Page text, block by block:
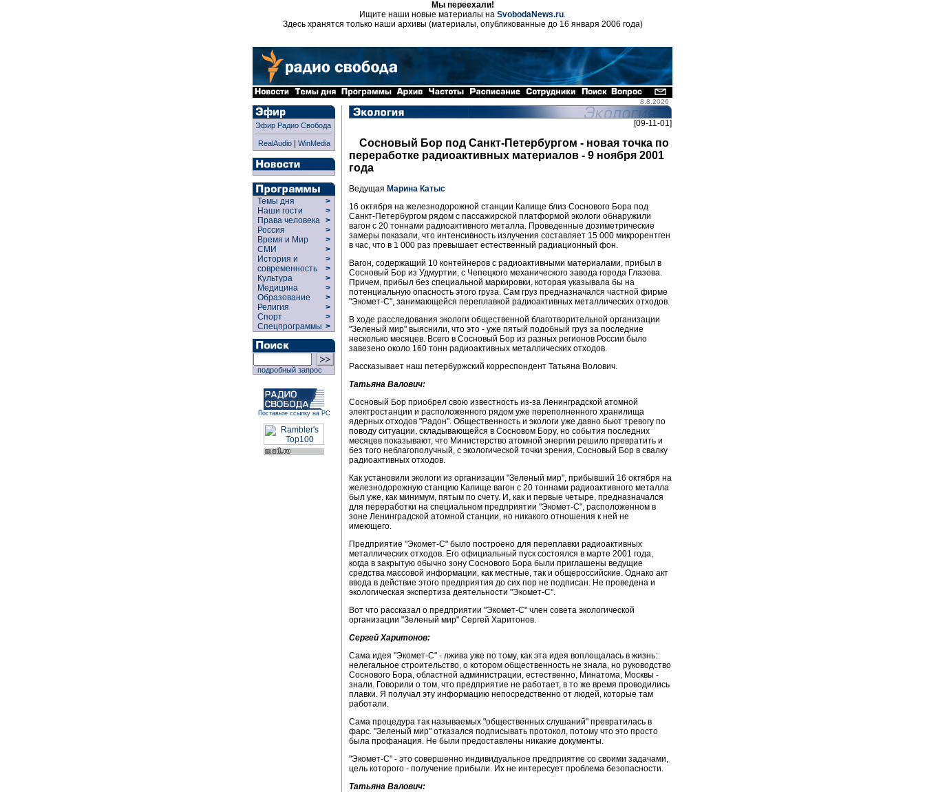
Мы переехали!
Ищите наши новые материалы на SvobodaNews.ru.
Здесь хранятся только наши архивы (материалы, опубликованные до 16 января 2006 года)
8.8.2026
Эфир Радио Свобода
RealAudio| WinMedia
Темы дня
>
Наши гости
>
Права человека >
Россия
>
Время и Мир
>
СМИ
>
История и
современность
>
>
Культура
>
Медицина
>
Образование
>
Религия
>
Спорт
>
Спецпрограммы >
подробный запрос
Поставьте ссылку на РС
[09-11-01]
Сосновый Бор под Санкт-Петербургом - новая точка по
переработке радиоактивных материалов - 9 ноября 2001
года
Ведущая Марина Катыс
16 октября на железнодорожной станции Калище близ Соснового Бора под
Санкт-Петербургом рядом с пассажирской платформой экологи обнаружили
вагон с 20 тоннами радиоактивного металла. Проведенные дозиметрические
замеры показали, что интенсивность излучения составляет 15 000 микрорентген
в час, что в 1 000 раз превышает естественный радиационный фон.
Вагон, содержащий 10 контейнеров с радиоактивными материалами, прибыл в
Сосновый Бор из Удмуртии, с Чепецкого механического завода города Глазова.
Причем, прибыл без специальной маркировки, которая указывала бы на
потенциальную опасность этого груза. Сам груз предназначался частной фирме
"Экомет-С", занимающейся переплавкой радиоактивных металлических отходов.
В ходе расследования экологи общественной благотворительной организации
"Зеленый мир" выяснили, что это - уже пятый подобный груз за последние
несколько месяцев. Всего в Сосновый Бор из разных регионов России было
завезено около 160 тонн радиоактивных металлических отходов.
Рассказывает наш петербуржский корреспондент Татьяна Волович.
Татьяна Валович:
Сосновый Бор приобрел свою известность из-за Ленинградской атомной
электростанции и расположенного рядом уже переполненного хранилища
ядерных отходов "Радон". Общественность и экологи уже давно бьют тревогу по
поводу ситуации, складывающейся в Сосновом Бору, но события последних
месяцев показывают, что Министерство атомной энергии решило превратить и
без того неблагополучный, с экологической точки зрения, Сосновый Бор в свалку
радиоактивных отходов.
Как установили экологи из организации "Зеленый мир", прибывший 16 октября на
железнодорожную станцию Калище вагон с 20 тоннами радиоактивного металла
был уже, как минимум, пятым по счету. И, как и первые четыре, предназначался
для переработки на специальном предприятии "Экомет-С", расположенном в
зоне Ленинградской атомной станции, но никакого отношения к ней не
имеющего.
Предприятие "Экомет-С" было построено для переплавки радиоактивных
металлических отходов. Его официальный пуск состоялся в марте 2001 года,
когда в закрытую обычно зону Соснового Бора были приглашены ведущие
средства массовой информации, как местные, так и общероссийские. Однако акт
ввода в действие этого предприятия до сих пор не подписан. Не проведена и
экологическая экспертиза деятельности "Экомет-С".
Вот что рассказал о предприятии "Экомет-С" член совета экологической
организации "Зеленый мир" Сергей Харитонов.
Сергей Харитонов:
Сама идея "Экомет-С" - лжива уже по тому, как эта идея воплощалась в жизнь:
нелегальное строительство, о котором общественность не знала, но руководство
Соснового Бора, областной администрации, естественно, Минатома, Москвы -
знали. Говорили о том, что предприятие не работает, в то же время проводились
плавки. Я получал эту информацию непосредственно от людей, которые там
работали.
Сама процедура так называемых "общественных слушаний" превратилась в
фарс. "Зеленый мир" отказался подписывать протокол, потому что это просто
была профанация. Не были предоставлены никакие документы.
"Экомет-С" - это совершенно индивидуальное предприятие со своими задачами,
цель которого - получение прибыли. Их не интересует проблема безопасности.
Татьяна Валович: